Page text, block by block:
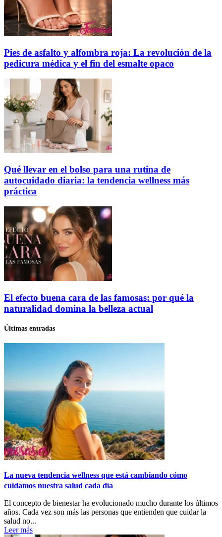
Pies de asfalto y alfombra roja: La revolución de la
pedicura médica y el fin del esmalte opaco
Qué llevar en el bolso para una rutina de
autocuidado diaria: la tendencia wellness más
práctica
El efecto buena cara de las famosas: por qué la
naturalidad domina la belleza actual
Últimas entradas
La nueva tendencia wellness que está cambiando cómo
cuidamos nuestra salud cada día
El concepto de bienestar ha evolucionado mucho durante los últimos
años. Cada vez son más las personas que entienden que cuidar la
salud no...
Leer más